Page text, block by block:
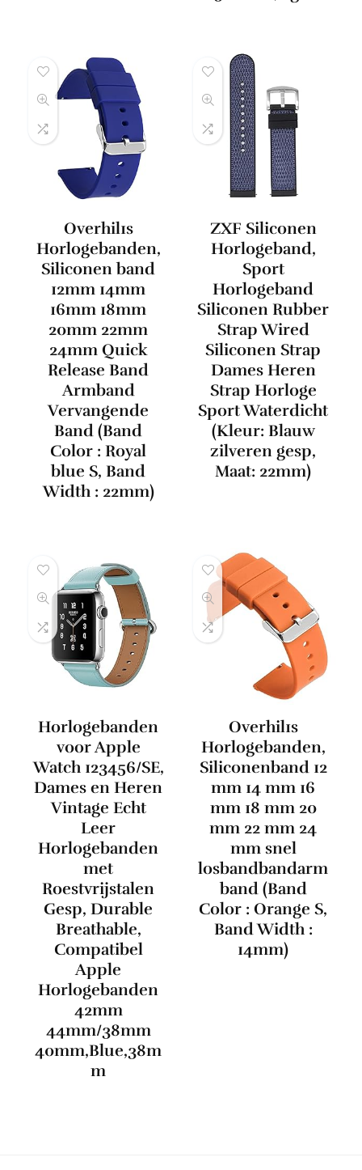
Overhil1s
Horlogebanden,
Siliconen band
12mm 14mm
16mm 18mm
20mm 22mm
24mm Quick
Release Band
Armband
Vervangende
Band (Band
Color : Royal
blue S, Band
Width : 22mm)
ZXF Siliconen
Horlogeband,
Sport
Horlogeband
Siliconen Rubber
Strap Wired
Siliconen Strap
Dames Heren
Strap Horloge
Sport Waterdicht
(Kleur: Blauw
zilveren gesp,
Maat: 22mm)
Horlogebanden
voor Apple
Watch 123456/SE,
Dames en Heren
Vintage Echt
Leer
Horlogebanden
met
Roestvrijstalen
Gesp, Durable
Breathable,
Compatibel
Apple
Horlogebanden
42mm
44mm/38mm
40mm,Blue,38m
m
Overhil1s
Horlogebanden,
Siliconenband 12
mm 14 mm 16
mm 18 mm 20
mm 22 mm 24
mm snel
losbandbandarm
band (Band
Color : Orange S,
Band Width :
14mm)